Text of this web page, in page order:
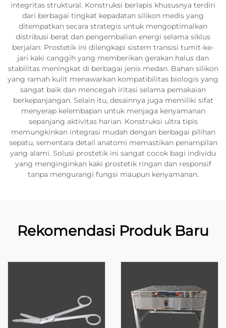
integritas struktural. Konstruksi berlapis khususnya terdiri
dari berbagai tingkat kepadatan silikon medis yang
ditempatkan secara strategis untuk mengoptimalkan
distribusi berat dan pengembalian energi selama siklus
berjalan. Prostetik ini dilengkapi sistem transisi tumit-ke-
jari kaki canggih yang memberikan gerakan halus dan
stabilitas meningkat di berbagai jenis medan. Bahan silikon
yang ramah kulit menawarkan kompatibilitas biologis yang
sangat baik dan mencegah iritasi selama pemakaian
berkepanjangan. Selain itu, desainnya juga memiliki sifat
menyerap kelembapan untuk menjaga kenyamanan
sepanjang aktivitas harian. Konstruksi ultra tipis
memungkinkan integrasi mudah dengan berbagai pilihan
sepatu, sementara detail anatomi memastikan penampilan
yang alami. Solusi prostetik ini sangat cocok bagi individu
yang menginginkan kaki prostetik ringan dan responsif
tanpa mengurangi fungsi maupun kenyamanan.
Rekomendasi Produk Baru